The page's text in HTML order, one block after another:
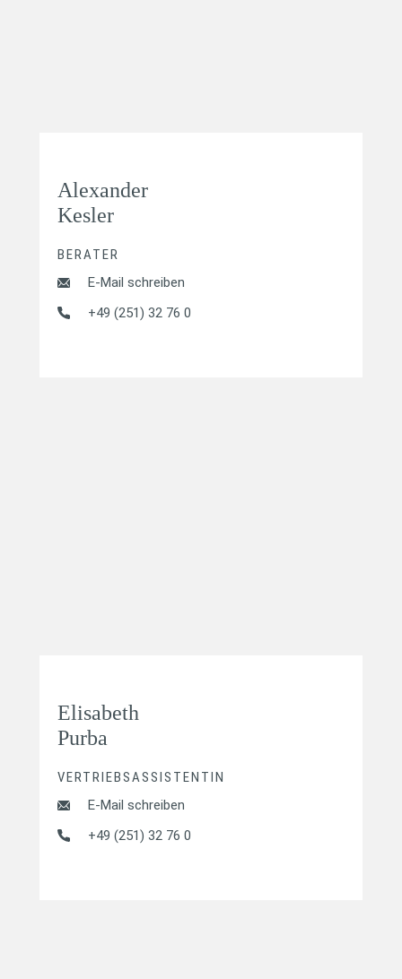
Alexander
Kesler
BERATER
E-Mail schreiben
+49 (251) 32 76 0
Elisabeth
Purba
VERTRIEBSASSISTENTIN
E-Mail schreiben
+49 (251) 32 76 0